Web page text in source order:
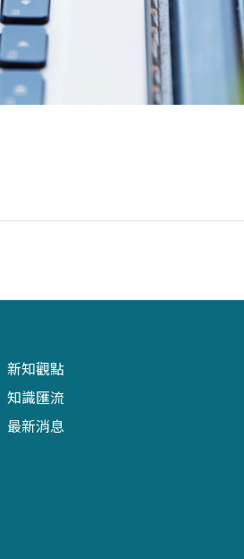
新知觀點
知識匯流
最新消息